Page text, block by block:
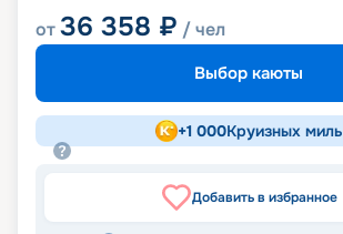
от36 358 ₽ / чел
Выбор каюты
+1 000Круизных миль
Добавить в избранное